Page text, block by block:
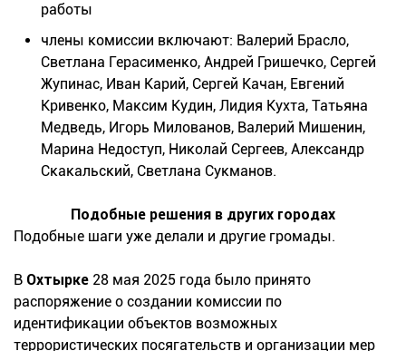
работы
члены комиссии включают: Валерий Брасло,
Светлана Герасименко, Андрей Гришечко, Сергей
Жупинас, Иван Карий, Сергей Качан, Евгений
Кривенко, Максим Кудин, Лидия Кухта, Татьяна
Медведь, Игорь Милованов, Валерий Мишенин,
Марина Недоступ, Николай Сергеев, Александр
Скакальский, Светлана Сукманов.
Подобные решения в других городах
Подобные шаги уже делали и другие громады.
В Охтырке 28 мая 2025 года было принято
распоряжение о создании комиссии по
идентификации объектов возможных
террористических посягательств и организации мер